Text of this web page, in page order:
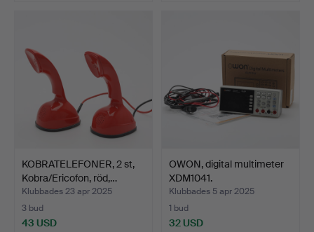
KOBRATELEFONER, 2 st,
Kobra/Ericofon, röd,…
Klubbades 23 apr 2025
3 bud
43 USD
OWON, digital multimeter
XDM1041.
Klubbades 5 apr 2025
1 bud
32 USD